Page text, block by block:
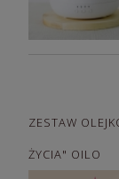
ZESTAW
ŻYCIA" OILO